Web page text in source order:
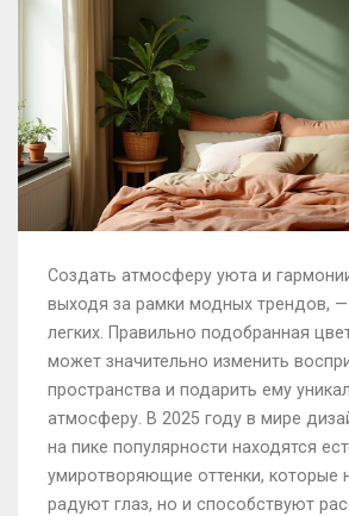
Создать атмосферу уюта и
выходя за рамки модных трендов, —
легких. Правильно подобранная
может значительно изменить
пространства и подарить ему
атмосферу. В 2025 году в мире
на пике популярности находятся
умиротворяющие оттенки, которые
радуют глаз, но и способствуют